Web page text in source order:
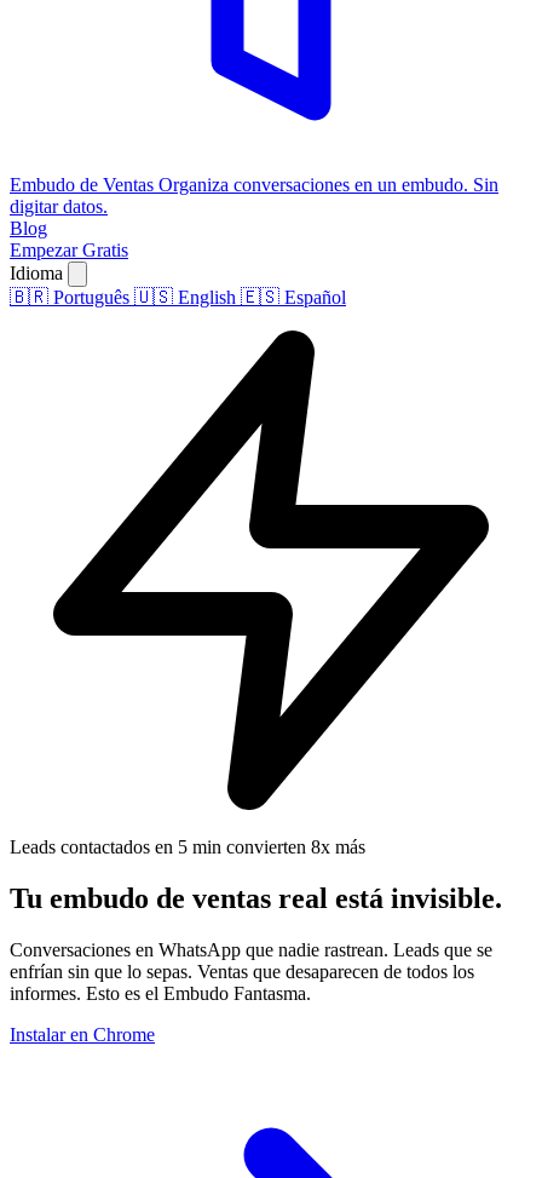
Embudo de Ventas Organiza conversaciones en un embudo. Sin
digitar datos.
Blog
Empezar Gratis
Idioma
🇧🇷 Português 🇺🇸 English 🇪🇸 Español
Leads contactados en 5 min convierten 8x más
Tu embudo de ventas real está invisible.
Conversaciones en WhatsApp que nadie rastrean. Leads que se
enfrían sin que lo sepas. Ventas que desaparecen de todos los
informes. Esto es el Embudo Fantasma.
Instalar en Chrome